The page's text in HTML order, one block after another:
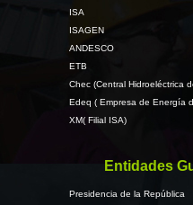
ISA
ISAGEN
ANDESCO
ETB
Chec (Central Hidroeléctrica
Edeq ( Empresa de Energía
XM( Filial ISA)
Entidades
Presidencia de la República